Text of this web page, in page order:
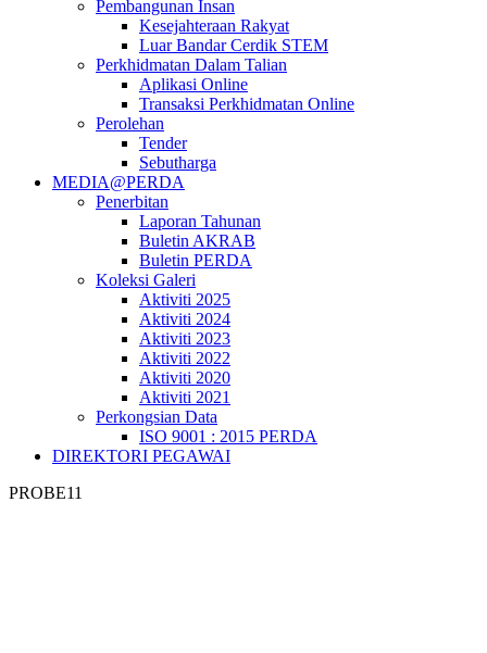
Pembangunan Insan
Kesejahteraan Rakyat
Luar Bandar Cerdik STEM
Perkhidmatan Dalam Talian
Aplikasi Online
Transaksi Perkhidmatan Online
Perolehan
Tender
Sebutharga
MEDIA@PERDA
Penerbitan
Laporan Tahunan
Buletin AKRAB
Buletin PERDA
Koleksi Galeri
Aktiviti 2025
Aktiviti 2024
Aktiviti 2023
Aktiviti 2022
Aktiviti 2020
Aktiviti 2021
Perkongsian Data
ISO 9001 : 2015 PERDA
DIREKTORI PEGAWAI